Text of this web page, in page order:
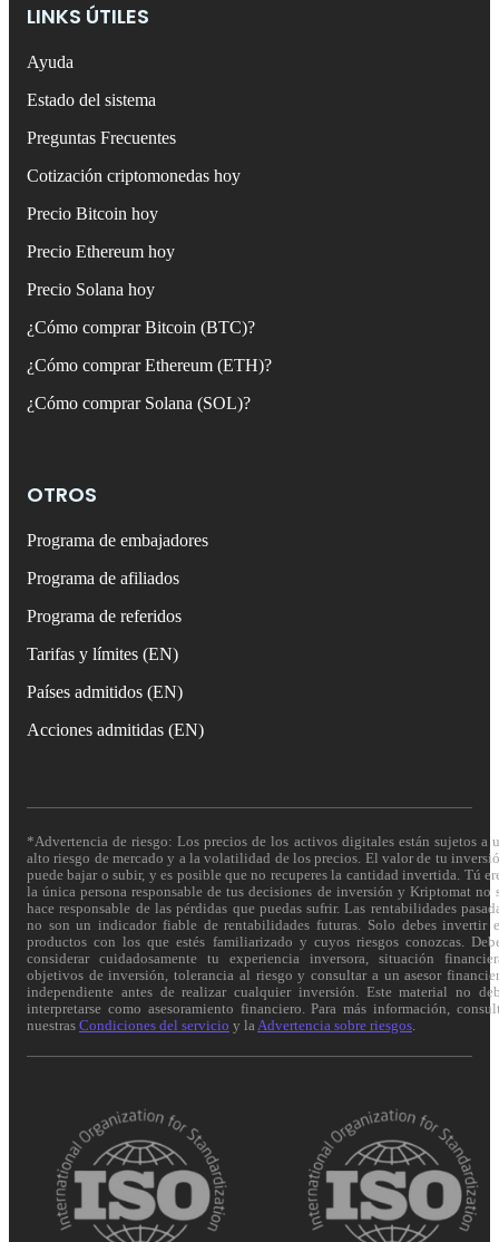
LINKS ÚTILES
Ayuda
Estado del sistema
Preguntas Frecuentes
Cotización criptomonedas hoy
Precio Bitcoin hoy
Precio Ethereum hoy
Precio Solana hoy
¿Cómo comprar Bitcoin (BTC)?
¿Cómo comprar Ethereum (ETH)?
¿Cómo comprar Solana (SOL)?
OTROS
Programa de embajadores
Programa de afiliados
Programa de referidos
Tarifas y límites (EN)
Países admitidos (EN)
Acciones admitidas (EN)
*Advertencia de riesgo: Los precios de los activos digitales están sujetos a
alto riesgo de mercado y a la volatilidad de los precios. El valor de tu
puede bajar o subir, y es posible que no recuperes la cantidad invertida. Tú
la única persona responsable de tus decisiones de inversión y Kriptomat no
hace responsable de las pérdidas que puedas sufrir. Las rentabilidades
no son un indicador fiable de rentabilidades futuras. Solo debes invertir
productos con los que estés familiarizado y cuyos riesgos conozcas.
considerar cuidadosamente tu experiencia inversora, situación
objetivos de inversión, tolerancia al riesgo y consultar a un asesor
independiente antes de realizar cualquier inversión. Este material no
interpretarse como asesoramiento financiero. Para más información,
nuestras Condiciones del servicio y la Advertencia sobre riesgos